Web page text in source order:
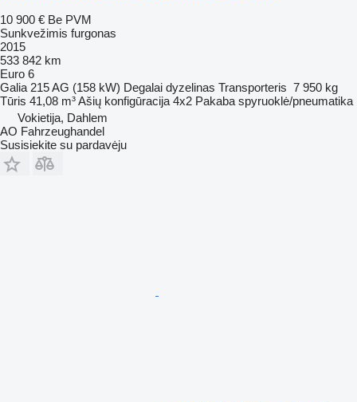
10 900 € Be PVM
Sunkvežimis furgonas
2015
533 842 km
Euro 6
Galia 215 AG (158 kW) Degalai dyzelinas Transporteris 7 950 kg
Tūris 41,08 m³Ašių konfigūracija 4x2 Pakaba spyruoklė/pneumatika
Vokietija, Dahlem
AO Fahrzeughandel
Susisiekite su pardavėju